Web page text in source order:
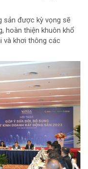
sản được kỳ vọng sẽ
hoàn thiện khuôn khổ
và khơi thông các